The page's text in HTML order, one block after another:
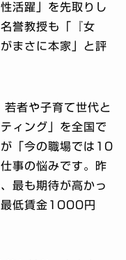
活躍」を先取りし
誉教授も「『女
まさに本家」と評
者や子育て世代と
ィング」を全国で
「今の職場では10
事の悩みです。昨
最も期待が高かっ
最低賃金1000円